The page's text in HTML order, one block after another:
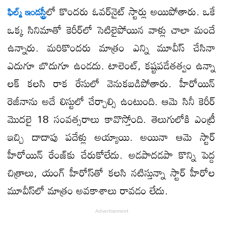
ఫిల్మ్ ఇండస్ట్రీలో కొందరు ఓవర్​నైట్ స్టార్లు అయిపోతారు. ఒకే
ఒక్క సినిమాతో కెరీర్​లో సెటిలైపోయిన వాళ్లు చాలా మందే
ఉన్నారు. మరికొందరు మాత్రం ఎన్ని మూవీస్ చేసినా
ఎదుగూ బొదుగూ ఉండదు. టాలెంట్, కష్టపడేతత్వం ఉన్నా
లక్ కలసి రాక రేసులో వెనుకబడిపోతారు. హీరోయిన్
రెజీనాను అదే లిస్టులో చేర్చాల్సి ఉంటుంది. ఆమె సినీ కెరీర్
మొదలై 18 సంవత్సరాలు కావొస్తోంది. తెలుగులోకి ఎంట్రీ
ఇచ్చి దాదాపు పదేళ్లు అయ్యాయి. అయినా ఆమె స్టార్
హీరోయిన్ రేంజ్​కు చేరుకోలేదు. అడపాదడపా కొన్ని పెద్ద
చిత్రాలు, యంగ్ హీరోస్​తో కలసి నటిస్తున్నా స్టార్ హీరోల
మూవీస్​లో మాత్రం అవకాశాలు రావడం లేదు.